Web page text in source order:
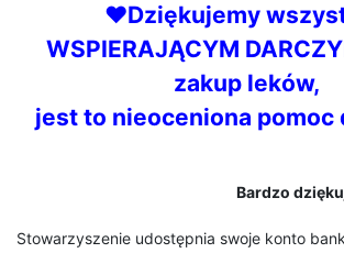
♥Dziękujemy
WSPIERAJĄCYM
zakup leków,
jest to nieoceniona pomoc
Bardzo
Stowarzyszenie udostępnia swoje konto